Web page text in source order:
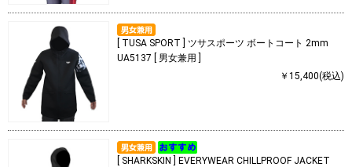
[ TUSA SPORT ] ツサスポーツ ボートコート 2mm
UA5137 [ 男女兼用 ]
￥15,400(税込)
[ SHARKSKIN ] EVERYWEAR CHILLPROOF JACKET